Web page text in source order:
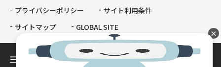
プライバシーポリシー
サイト利用条件
サイトマップ
GLOBAL SITE
×